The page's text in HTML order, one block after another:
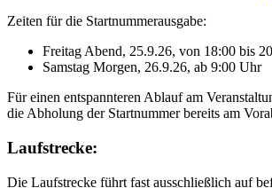
Zeiten für die Startnummerausgabe:
Freitag Abend, 25.9.26, von 18:00 bis
Samstag Morgen, 26.9.26, ab 9:00 Uhr
Für einen entspannteren Ablauf am
die Abholung der Startnummer bereits am
Laufstrecke:
Die Laufstrecke führt fast ausschließlich auf